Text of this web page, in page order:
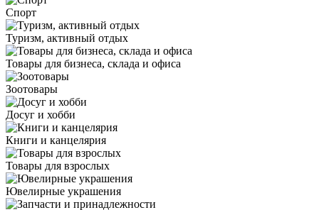
Спорт
Туризм, активный отдых
Товары для бизнеса, склада и офиса
Зоотовары
Досуг и хобби
Книги и канцелярия
Товары для взрослых
Ювелирные украшения